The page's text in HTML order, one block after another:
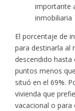
importante
inmobiliaria
El porcentaje de
para destinarla al
descendido hasta
puntos menos
situó en el 69%.
vivienda que
vacacional o para